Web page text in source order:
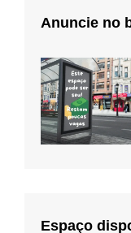
Anuncie no
Espaço